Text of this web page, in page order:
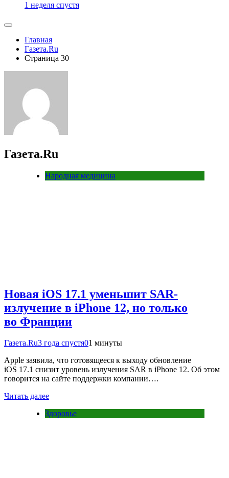
1 неделя спустя
Главная
Газета.Ru
Страница 30
Газета.Ru
Народная медицина
Новая iOS 17.1 уменьшит SAR-
излучение в iPhone 12, но только
во Франции
Газета.Ru3 года спустя01 минуты
Apple заявила, что готовящееся к выходу обновление
iOS 17.1 снизит уровень излучения SAR в iPhone 12. Об этом
говорится на сайте поддержки компании….
Читать далее
Здоровье